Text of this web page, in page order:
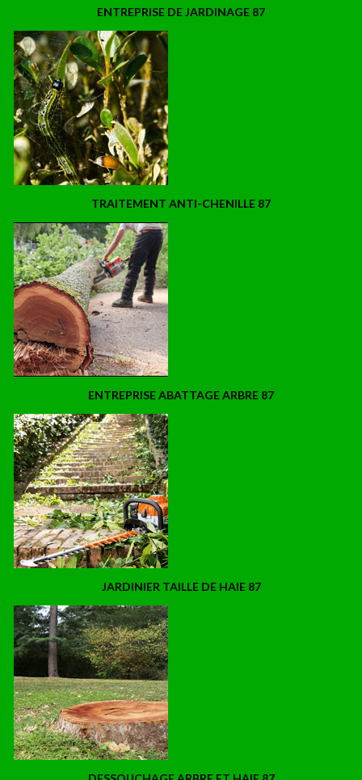
ENTREPRISE DE JARDINAGE 87
TRAITEMENT ANTI-CHENILLE 87
ENTREPRISE ABATTAGE ARBRE 87
JARDINIER TAILLE DE HAIE 87